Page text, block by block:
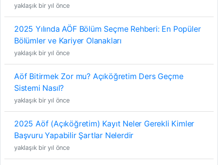
yaklaşık bir yıl önce
2025 Yılında AÖF Bölüm Seçme Rehberi: En Popüler
Bölümler ve Kariyer Olanakları
yaklaşık bir yıl önce
Aöf Bitirmek Zor mu? Açıköğretim Ders Geçme
Sistemi Nasıl?
yaklaşık bir yıl önce
2025 Aöf (Açıköğretim) Kayıt Neler Gerekli Kimler
Başvuru Yapabilir Şartlar Nelerdir
yaklaşık bir yıl önce